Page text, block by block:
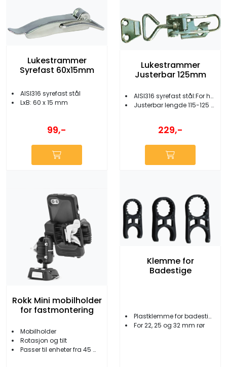
Lukestrammer
Syrefast 60x15mm
AISI316 syrefast stål
LxB: 60 x 15 mm
99,-
Lukestrammer
Justerbar 125mm
AISI316 syrefast stål:For hengelås
Justerbar lengde 115-125 mm
229,-
Rokk Mini mobilholder
for fastmontering
Mobilholder
Rotasjon og tilt
Passer til enheter fra 45 mm til 95 mm
Klemme for
Badestige
Plastklemme for badestige
For 22, 25 og 32 mm rør